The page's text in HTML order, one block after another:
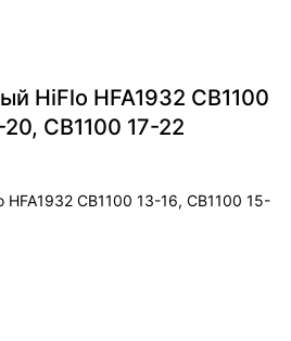
HiFlo HFA1932 CB1100
CB1100 17-22
CB1100 13-16, CB1100 15-